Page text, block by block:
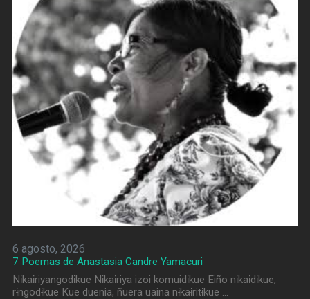
6 agosto, 2026
7 Poemas de Anastasia Candre Yamacuri
Nɨkaɨriyangodɨkue Nɨkaɨriya izoi komuidɨkue Eiño nɨkaɨdɨkue,
rɨngodɨkue Kue duenia, ñuera uaina nɨkaɨritɨkue …